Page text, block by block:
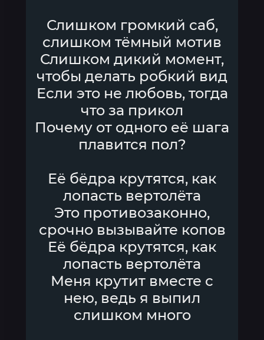
Слишком громкий саб,
слишком тёмный мотив
Слишком дикий момент,
чтобы делать робкий вид
Если это не любовь, тогда
что за прикол
Почему от одного её шага
плавится пол?
Её бёдра крутятся, как
лопасть вертолёта
Это противозаконно,
срочно вызывайте копов
Её бёдра крутятся, как
лопасть вертолёта
Меня крутит вместе с
нею, ведь я выпил
слишком много